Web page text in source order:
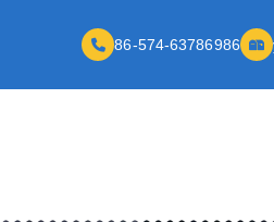
86-574-63786986